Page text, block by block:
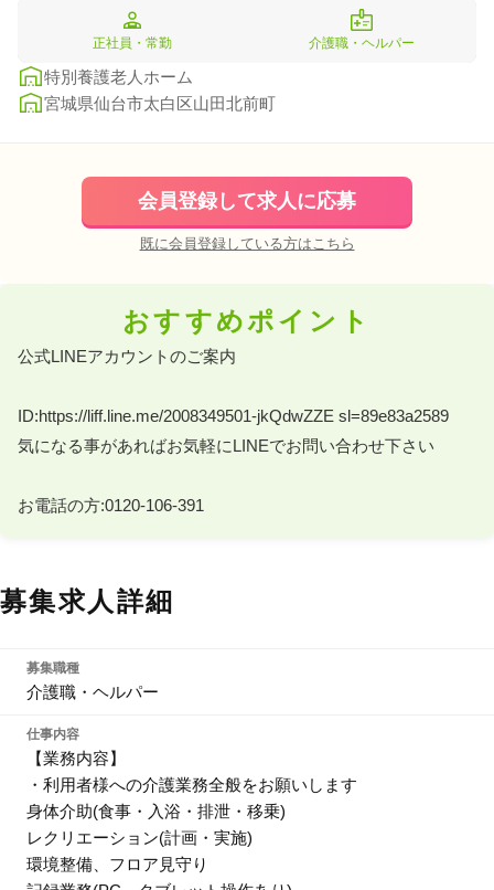
正社員・常勤 介護職・ヘルパー
特別養護老人ホーム
宮城県仙台市太白区山田北前町
会員登録して求人に応募
既に会員登録している方はこちら
おすすめポイント
公式LINEアカウントのご案内
ID:https://liff.line.me/2008349501-jkQdwZZE sl=89e83a2589
気になる事があればお気軽にLINEでお問い合わせ下さい
お電話の方:0120-106-391
募集求人詳細
募集職種
介護職・ヘルパー
仕事内容
【業務内容】
・利用者様への介護業務全般をお願いします
身体介助(食事・入浴・排泄・移乗)
レクリエーション(計画・実施)
環境整備、フロア見守り